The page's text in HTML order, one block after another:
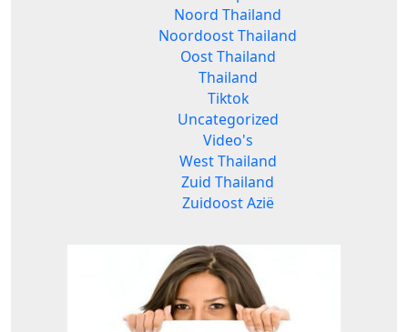
Noord Thailand
Noordoost Thailand
Oost Thailand
Thailand
Tiktok
Uncategorized
Video's
West Thailand
Zuid Thailand
Zuidoost Azië